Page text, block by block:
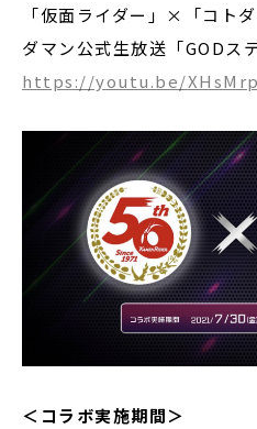
「仮面ライダー」×「コト
ダマン公式生放送「GODス
https://youtu.be/
＜コラボ実施期間＞